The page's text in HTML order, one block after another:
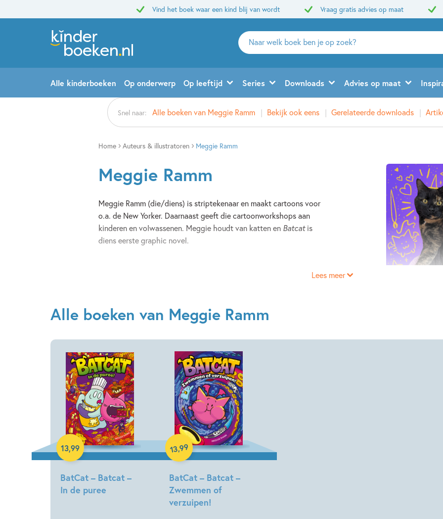
Vind het boek waar een kind blij van wordt Vraag gratis advies op maat
Zoeken
naar
en
uitgevers
Alle kinderboeken Op onderwerp Op leeftijd Series Downloads Advies op maat
Snel naar: Alle boeken van Meggie Ramm Bekijk ook eens Gerelateerde downloads
Home Auteurs & illustratoren Meggie Ramm
Meggie Ramm
Meggie Ramm (die/diens) is striptekenaar en maakt cartoons voor
o.a. de New Yorker. Daarnaast geeft die cartoonworkshops aan
kinderen en volwassenen. Meggie houdt van katten en Batcatis
diens eerste graphic novel.
Lees meer
Alle boeken van Meggie Ramm
BatCat – Batcat –
In de puree
13,99
Hardcover
BatCat – Batcat –
Zwemmen of
verzuipen!
13,99
Hardcover